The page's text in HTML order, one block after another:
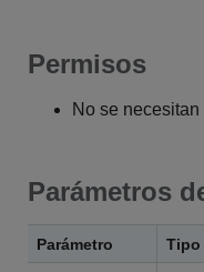
Permisos
No se necesitan
Parámetros
Parámetro Tipo